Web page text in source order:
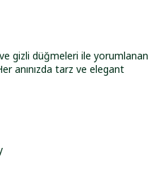
gizli düğmeleri ile yorumlanan
anınızda tarz ve elegant